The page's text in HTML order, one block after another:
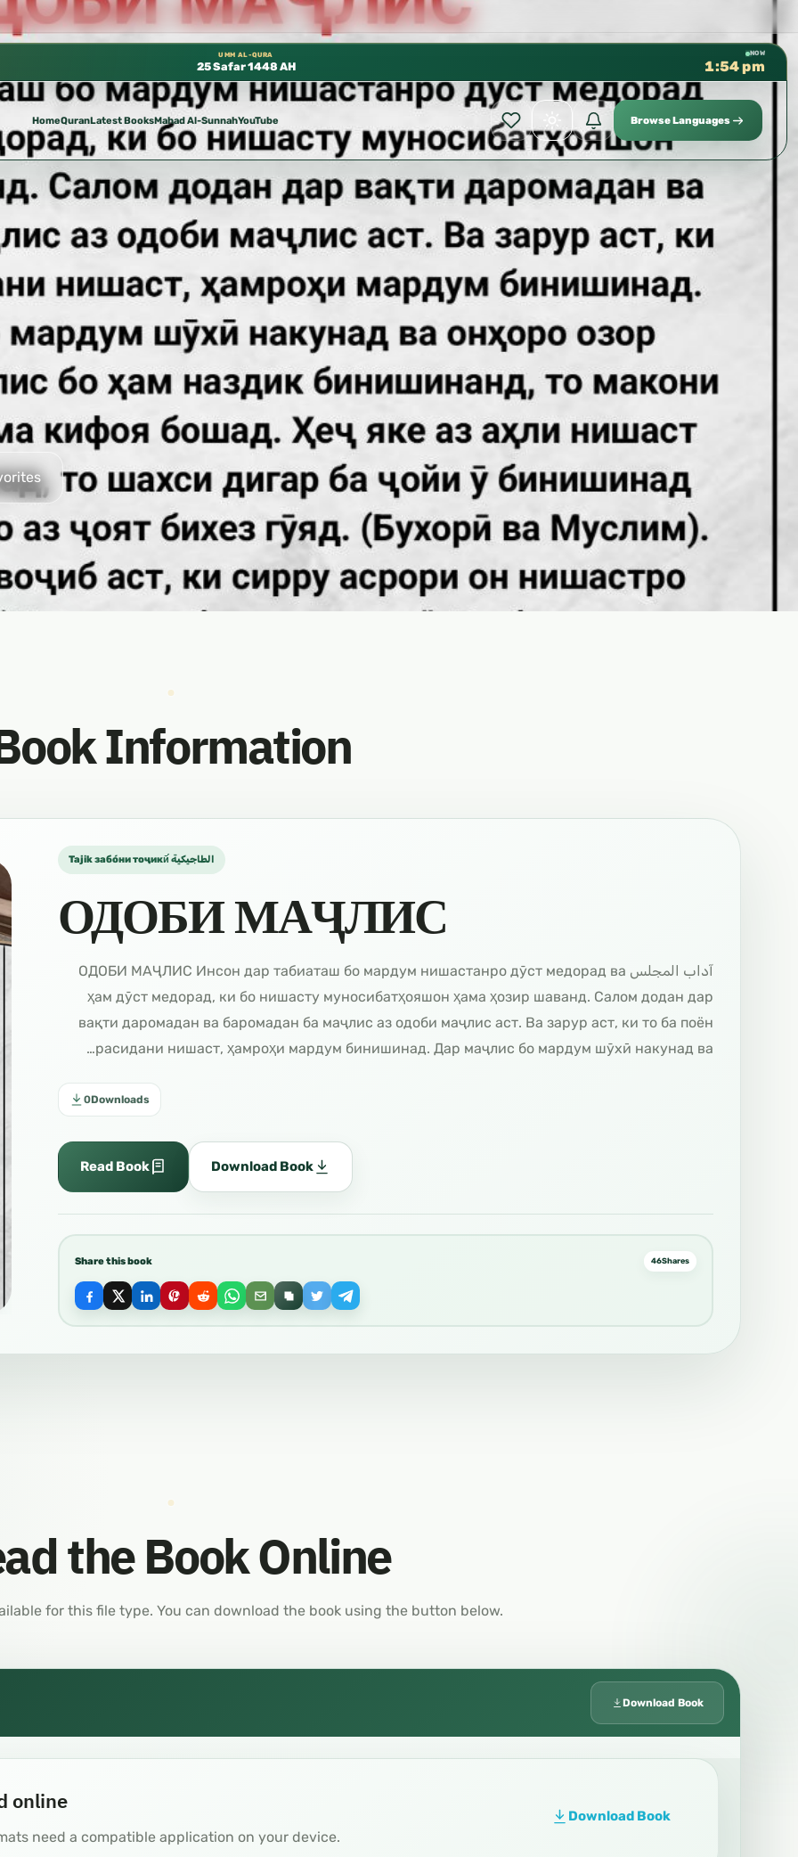
كتب الشيخ هيثم سرحان حفظه الله متوفرة مجانًا في المسجد النبوي، 📍 باب ٣٧ (باب مكة) – الطابق الثالث 📍 إدارة الشؤون العلمية بالحسبة 📚 متوفرة بجميع اللغات
UMM AL-QURA
25 Safar 1448 AH
NOW
1:54 pm
HomeQuranLatest BooksMahad Al-SunnahYouTube Browse Languages
Information
Tajik забо́ни тоҷикӣ́ الطاجيكية
ОДОБИ МАҶЛИС
آداب المجلس ОДОБИ МАҶЛИС Инсон дар табиаташ бо мардум нишастанро дӯст медорад ва
ҳам дӯст медорад, ки бо нишасту муносибатҳояшон ҳама ҳозир шаванд. Салом додан дар
вақти даромадан ва баромадан ба маҷлис аз одоби маҷлис аст. Ва зарур аст, ки то ба поён
расидани нишаст, ҳамроҳи мардум бинишинад. Дар маҷлис бо мардум шӯхӣ накунад ва…
0Downloads
Read Book Download Book
Share this book 46Shares
the Book Online
for this file type. You can download the book using the button below.
Download Book
online
need a compatible application on your device.
Download Book